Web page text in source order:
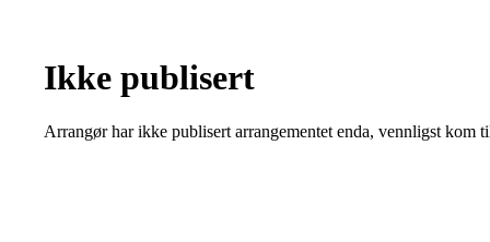
Ikke publisert
Arrangør har ikke publisert arrangementet enda, vennligst kom